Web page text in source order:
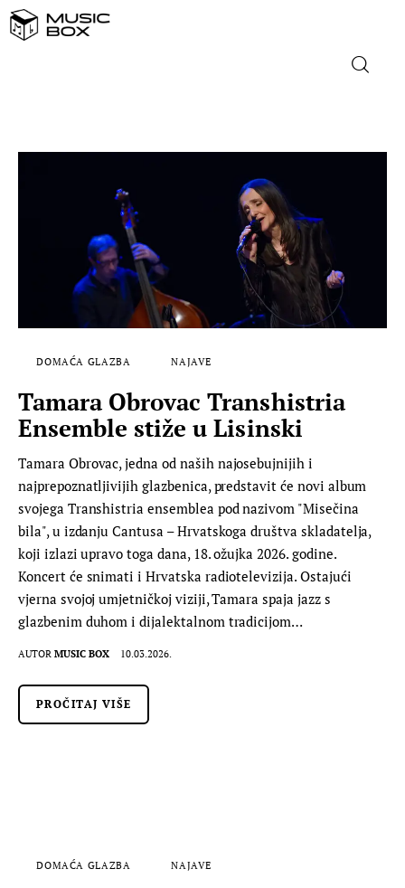
STRANA GLAZBA
FILM
MUSIC BOX
DOMAĆA GLAZBA NAJAVE
Tamara Obrovac Transhistria
Ensemble stiže u Lisinski
Tamara Obrovac, jedna od naših najosebujnijih i
najprepoznatljivijih glazbenica, predstavit će novi album
svojega Transhistria ensemblea pod nazivom "Misečina
bila", u izdanju Cantusa – Hrvatskoga društva skladatelja,
koji izlazi upravo toga dana, 18. ožujka 2026. godine.
Koncert će snimati i Hrvatska radiotelevizija. Ostajući
vjerna svojoj umjetničkoj viziji, Tamara spaja jazz s
glazbenim duhom i dijalektalnom tradicijom…
AUTOR MUSIC BOX 10.03.2026.
PROČITAJ VIŠE
DOMAĆA GLAZBA NAJAVE